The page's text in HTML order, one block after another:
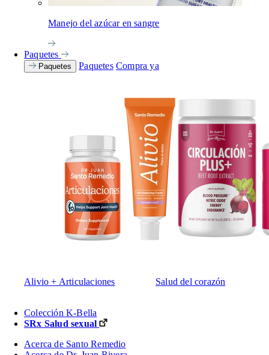
Manejo del azúcar en sangre
Paquetes
Paquetes Paquetes Compra ya
Alivio + Articulaciones Salud del corazón
Colección K-Bella
SRx Salud sexual
Acerca de Santo Remedio